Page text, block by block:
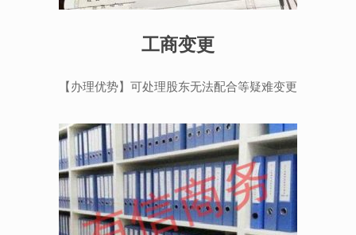
工商变更
【办理优势】可处理股东无法配合等疑难变更